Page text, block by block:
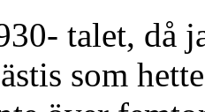
talet, då
som